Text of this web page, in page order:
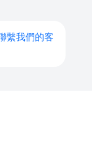
繫我們的客